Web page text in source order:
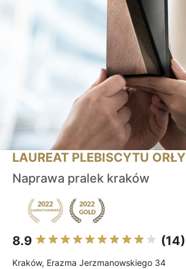
LAUREAT PLEBISCYTU ORŁY
Naprawa pralek kraków
8.9 (14)
Kraków, Erazma Jerzmanowskiego 34